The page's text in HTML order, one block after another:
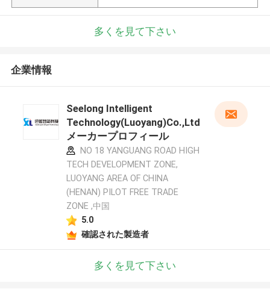
多くを見て下さい
企業情報
Seelong Intelligent
Technology(Luoyang)Co.,Ltd
メーカープロフィール
NO 18 YANGUANG ROAD HIGH
TECH DEVELOPMENT ZONE,
LUOYANG AREA OF CHINA
(HENAN) PILOT FREE TRADE
ZONE ,中国
5.0
確認された製造者
多くを見て下さい